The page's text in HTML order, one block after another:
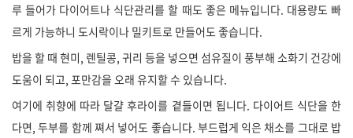
루 들어가 다이어트나 식단관리를 할 때도 좋은 메뉴입니다. 대용량도 빠
르게 가능하니 도시락이나 밀키트로 만들어도 좋습니다.
밥을 할 때 현미, 렌틸콩, 귀리 등을 넣으면 섬유질이 풍부해 소화기 건강에
도움이 되고, 포만감을 오래 유지할 수 있습니다.
여기에 취향에 따라 달걀 후라이를 곁들이면 됩니다. 다이어트 식단을 한
다면, 두부를 함께 쪄서 넣어도 좋습니다. 부드럽게 익은 채소를 그대로 밥